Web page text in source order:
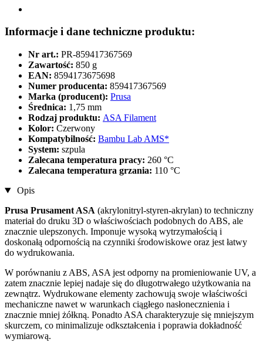
Informacje i dane techniczne produktu:
Nr art.: PR-859417367569
Zawartość: 850 g
EAN: 8594173675698
Numer producenta: 859417367569
Marka (producent): Prusa
Średnica: 1,75 mm
Rodzaj produktu: ASA Filament
Kolor: Czerwony
Kompatybilność: Bambu Lab AMS*
System: szpula
Zalecana temperatura pracy: 260 °C
Zalecana temperatura grzania: 110 °C
Opis
Prusa Prusament ASA (akrylonitryl-styren-akrylan) to techniczny
materiał do druku 3D o właściwościach podobnych do ABS, ale
znacznie ulepszonych. Imponuje wysoką wytrzymałością i
doskonałą odpornością na czynniki środowiskowe oraz jest łatwy
do wydrukowania.
W porównaniu z ABS, ASA jest odporny na promieniowanie UV, a
zatem znacznie lepiej nadaje się do długotrwałego użytkowania na
zewnątrz. Wydrukowane elementy zachowują swoje właściwości
mechaniczne nawet w warunkach ciągłego nasłonecznienia i
znacznie mniej żółkną. Ponadto ASA charakteryzuje się mniejszym
skurczem, co minimalizuje odkształcenia i poprawia dokładność
wymiarową.